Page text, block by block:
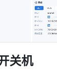
关机